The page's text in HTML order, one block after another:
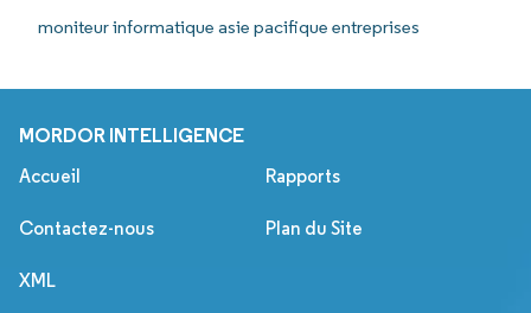
moniteur informatique asie pacifique entreprises
MORDOR INTELLIGENCE
Accueil Rapports
Contactez-nous Plan du Site
XML